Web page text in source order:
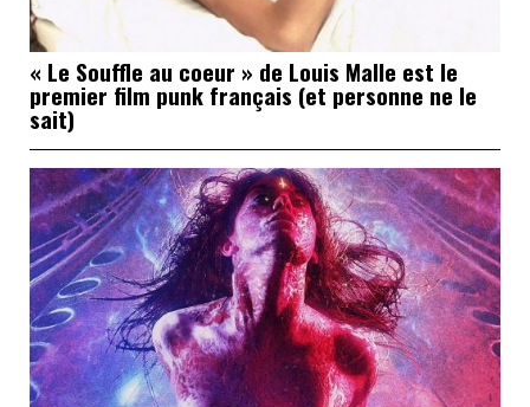
« Le Souffle au coeur » de Louis Malle est le
premier film punk français (et personne ne le
sait)